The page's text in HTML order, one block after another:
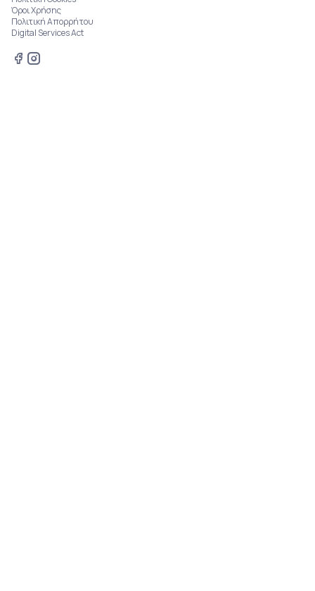
Όροι Χρήσης
Πολιτική Απορρήτου
Digital Services Act